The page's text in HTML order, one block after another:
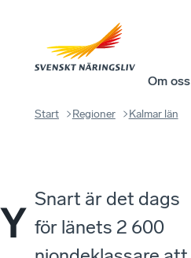
Om oss
Start Regioner Kalmar län
Y
Snart är det dags
för länets 2 600